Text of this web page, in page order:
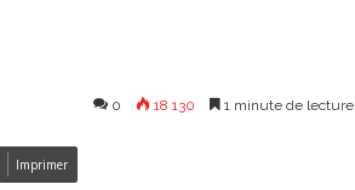
0 18 130 1 minute de lecture
Imprimer